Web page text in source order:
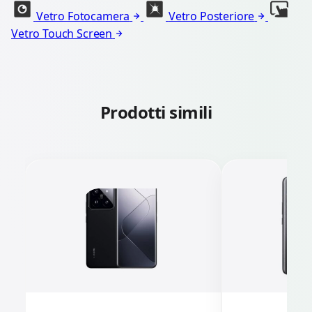
Vetro Fotocamera
Vetro Posteriore
Vetro Touch Screen
Prodotti simili